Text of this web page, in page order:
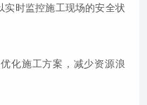
实时监控施工现场的安全状
化施工方案，减少资源浪